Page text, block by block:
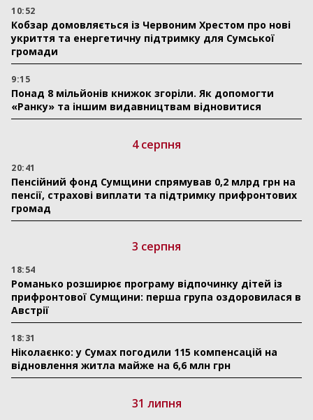
10:52
Кобзар домовляється із Червоним Хрестом про нові
укриття та енергетичну підтримку для Сумської
громади
9:15
Понад 8 мільйонів книжок згоріли. Як допомогти
«Ранку» та іншим видавництвам відновитися
4 серпня
20:41
Пенсійний фонд Сумщини спрямував 0,2 млрд грн на
пенсії, страхові виплати та підтримку прифронтових
громад
3 серпня
18:54
Романько розширює програму відпочинку дітей із
прифронтової Сумщини: перша група оздоровилася в
Австрії
18:31
Ніколаєнко: у Сумах погодили 115 компенсацій на
відновлення житла майже на 6,6 млн грн
31 липня